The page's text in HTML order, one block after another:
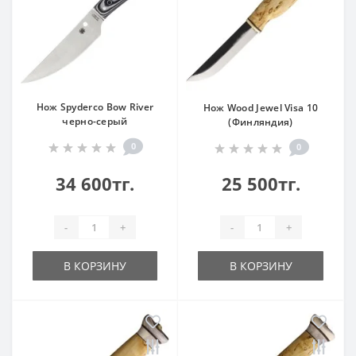
Нож Spyderco Bow River
черно-серый
0
34 600тг.
- +
В КОРЗИНУ
Нож Wood Jewel Visa 10
(Финляндия)
0
25 500тг.
- +
В КОРЗИНУ